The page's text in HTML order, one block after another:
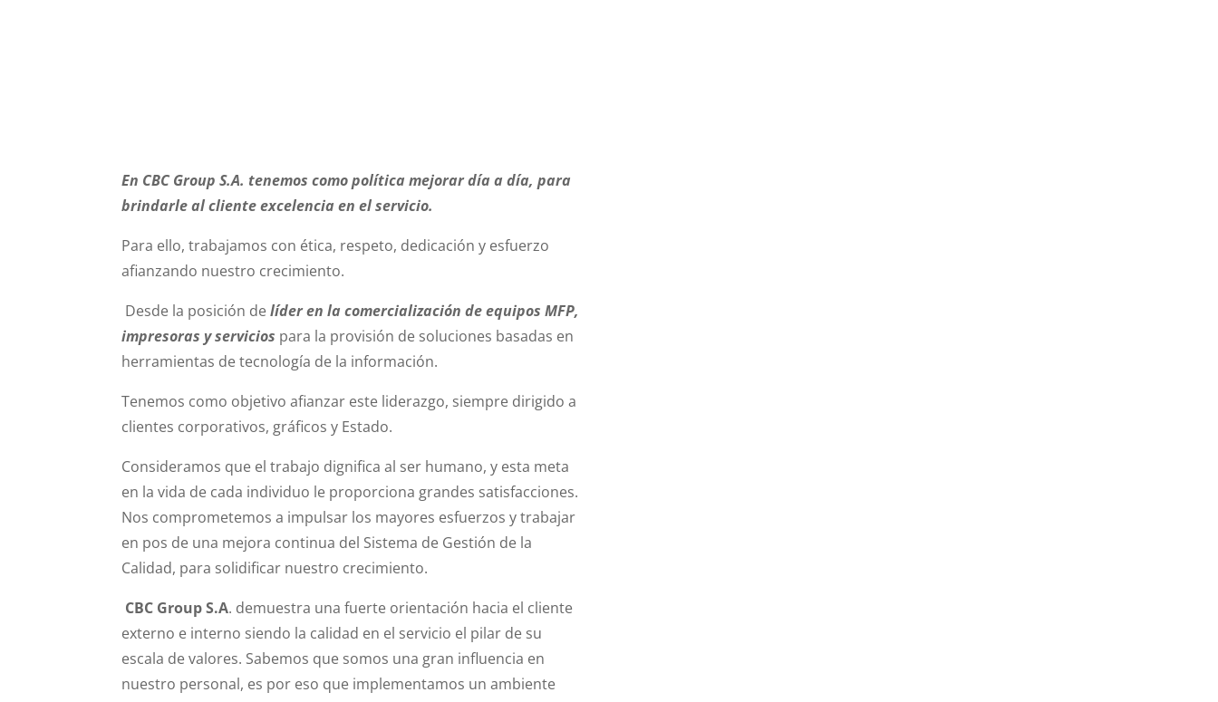
En CBC Group S.A. tenemos como política mejorar día a día, para
brindarle al cliente excelencia en el servicio.
Para ello, trabajamos con ética, respeto, dedicación y esfuerzo
afianzando nuestro crecimiento.
Desde la posición delíder en la comercialización de equipos MFP,
impresoras y servicios para la provisión de soluciones basadas en
herramientas de tecnología de la información.
Tenemos como objetivo afianzar este liderazgo, siempre dirigido a
clientes corporativos, gráficos y Estado.
Consideramos que el trabajo dignifica al ser humano, y esta meta
en la vida de cada individuo le proporciona grandes satisfacciones.
Nos comprometemos a impulsar los mayores esfuerzos y trabajar
en pos de una mejora continua del Sistema de Gestión de la
Calidad, para solidificar nuestro crecimiento.
CBC Group S.A. demuestra una fuerte orientación hacia el cliente
externo e interno siendo la calidad en el servicio el pilar de su
escala de valores. Sabemos que somos una gran influencia en
nuestro personal, es por eso que implementamos un ambiente